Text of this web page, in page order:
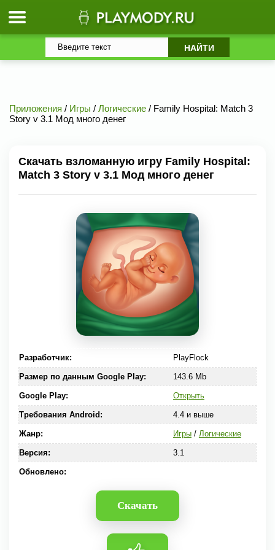
Приложения / Игры / Логические / Family Hospital: Match 3
Story v 3.1 Мод много денег
Скачать взломанную игру Family Hospital:
Match 3 Story v 3.1 Мод много денег
Разработчик: PlayFlock
Размер по данным Google Play: 143.6 Mb
Google Play: Открыть
Требования Android: 4.4 и выше
Жанр: Игры/ Логические
Версия: 3.1
Обновлено:
Скачать